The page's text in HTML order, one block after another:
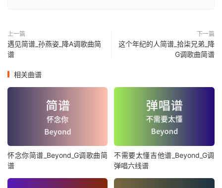
上一篇
遇见简谱_孙燕姿_降A调歌曲简
谱
下一篇
这个年纪的人简谱_拾柒兄弟_降
G调歌曲简谱
相关曲谱
怀念你简谱_Beyond_G调歌曲简
谱
不需要太懂吉他谱_Beyond_G调
弹唱六线谱